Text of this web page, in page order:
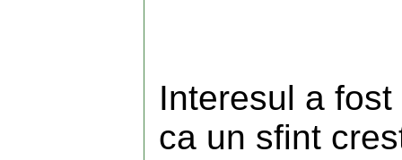
Interesul a
ca un sfint